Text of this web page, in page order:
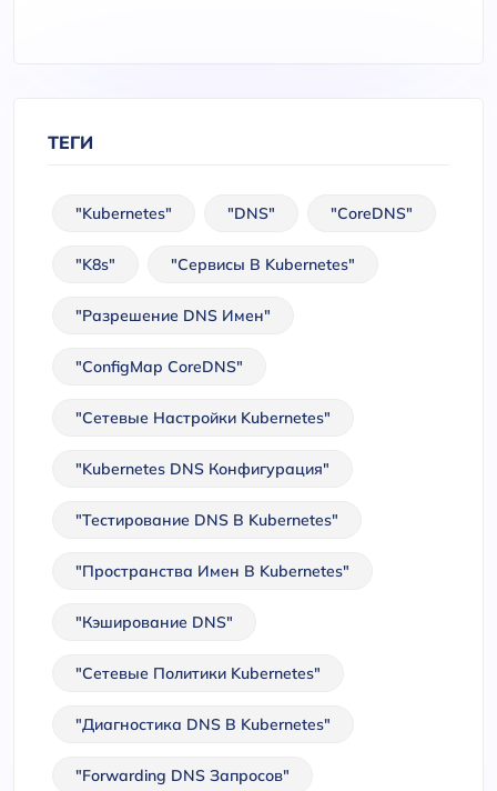
ТЕГИ
"Kubernetes" "DNS" "CoreDNS"
"K8s" "Сервисы В Kubernetes"
"Разрешение DNS Имен"
"ConfigMap CoreDNS"
"Сетевые Настройки Kubernetes"
"Kubernetes DNS Конфигурация"
"Тестирование DNS В Kubernetes"
"Пространства Имен В Kubernetes"
"Кэширование DNS"
"Сетевые Политики Kubernetes"
"Диагностика DNS В Kubernetes"
"Forwarding DNS Запросов"